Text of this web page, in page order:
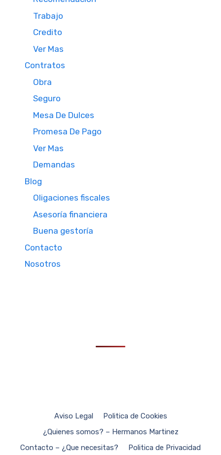
Trabajo
Credito
Ver Mas
Contratos
Obra
Seguro
Mesa De Dulces
Promesa De Pago
Ver Mas
Demandas
Blog
Oligaciones fiscales
Asesoría financiera
Buena gestoría
Contacto
Nosotros
Aviso Legal
Politica de Cookies
¿Quienes somos? – Hermanos Martinez
Contacto – ¿Que necesitas?
Politica de Privacidad